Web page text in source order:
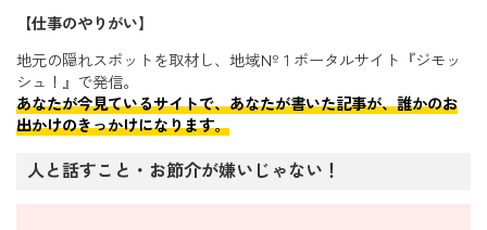
【仕事のやりがい】
地元の隠れスポットを取材し、地域№１ポータルサイト『ジモッ
シュ！』で発信。
あなたが今見ているサイトで、あなたが書いた記事が、誰かのお
出かけのきっかけになります。
人と話すこと・お節介が嫌いじゃない！